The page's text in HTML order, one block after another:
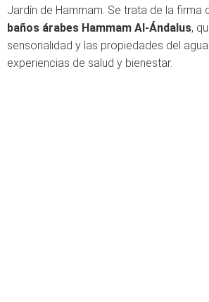
Jardín de Hammam. Se trata de la firma
baños árabes Hammam Al-Ándalus,
sensorialidad y las propiedades del
experiencias de salud y bienestar.